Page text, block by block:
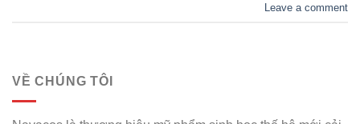
Leave a comment
VỀ CHÚNG TÔI